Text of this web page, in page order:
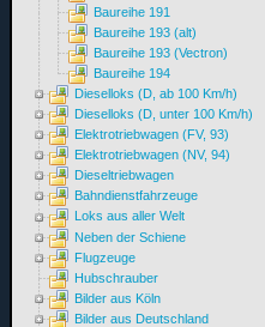
Baureihe 191
Baureihe 193 (alt)
Baureihe 193 (Vectron)
Baureihe 194
Dieselloks (D, ab 100 Km/h)
Dieselloks (D, unter 100 Km/h)
Elektrotriebwagen (FV, 93)
Elektrotriebwagen (NV, 94)
Dieseltriebwagen
Bahndienstfahrzeuge
Loks aus aller Welt
Neben der Schiene
Flugzeuge
Hubschrauber
Bilder aus Köln
Bilder aus Deutschland